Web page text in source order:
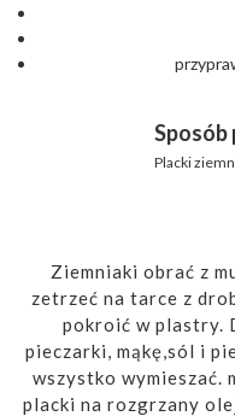
Placki
Ziemniaki obrać z
zetrzeć na tarce z
pokroić w plastry.
pieczarki, mąkę,sól i
wszystko wymieszać.
placki na rozgrzany